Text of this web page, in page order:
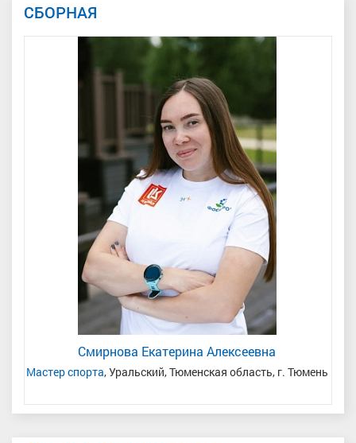
СБОРНАЯ
Смирнова Екатерина Алексеевна
Мастер спорта, Уральский, Тюменская область, г. Тюмень